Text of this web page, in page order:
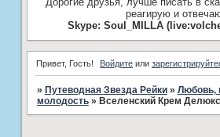
реагирую и
Skype: Soul_MILLA
Привет, Гость! Войдите или
» Путеводная Звезда Рейки » Любовь,
молодость » Вселенский Крем